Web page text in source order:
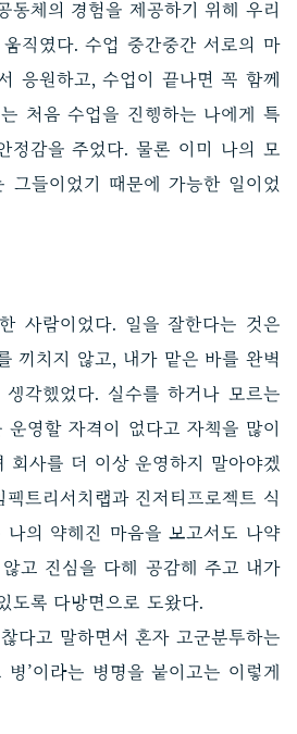
체의 경험을 제공하기 위해 우리
직였다. 수업 중간중간 서로의 마
응원하고, 수업이 끝나면 꼭 함께
처음 수업을 진행하는 나에게 특
정감을 주었다. 물론 이미 나의 모
그들이었기 때문에 가능한 일이었
사람이었다. 일을 잘한다는 것은
끼치지 않고, 내가 맡은 바를 완벽
각했었다. 실수를 하거나 모르는
영할 자격이 없다고 자책을 많이
회사를 더 이상 운영하지 말아야겠
트리서치랩과 진저티프로젝트 식
나의 약해진 마음을 보고서도 나약
고 진심을 다해 공감해 주고 내가
도록 다방면으로 도왔다.
다고 말하면서 혼자 고군분투하는
병’이라는 병명을 붙이고는 이렇게